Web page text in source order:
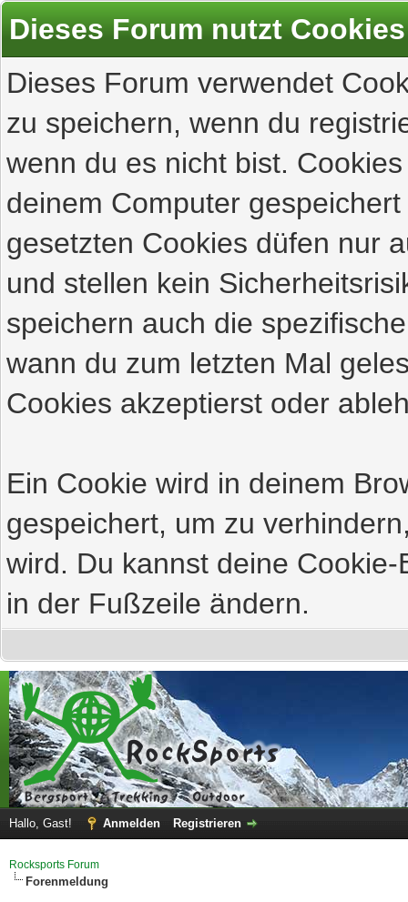
Dieses Forum nutzt Cookies
Dieses Forum verwendet
zu speichern, wenn du
wenn du es nicht bist.
deinem Computer
gesetzten Cookies düfen nur
und stellen kein
speichern auch die
wann du zum letzten Mal
Cookies akzeptierst oder
Ein Cookie wird in deinem
gespeichert, um zu
wird. Du kannst deine
in der Fußzeile ändern.
Hallo, Gast! Anmelden Registrieren
Rocksports Forum
Forenmeldung